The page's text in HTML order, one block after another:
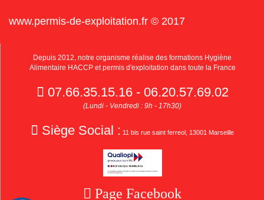
www.permis-de-exploitation.fr © 2017
Depuis 2012, notre organisme réalise des formations Hygiène
Alimentaire HACCP et permis d'exploitation dans toute la France
07.66.35.15.16 - 06.20.57.69.02
(Lundi - Vendredi : 9h - 17h30)
Siège Social : 11 bis rue saint ferreol, 13001 Marseille
Page Facebook